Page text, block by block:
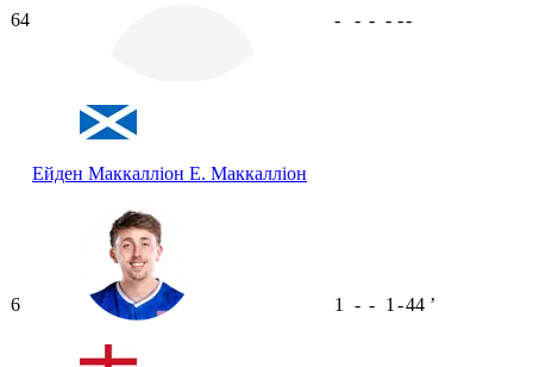
64
Ейден Маккалліон Е. Маккалліон
- - - - --
6 1 - - 1 -44 ʼ